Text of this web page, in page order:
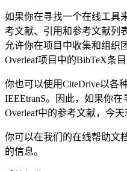
如果你在寻找一个在线工具
考文献、引用和参考文献列
允许你在项目中收集和组织
Overleaf项目中的BibTeX条目
你也可以使用CiteDrive以各
IEEEtranS。因此，如果你
Overleaf中的参考文献，今天
你可以在我们的在线帮助文
的信息。